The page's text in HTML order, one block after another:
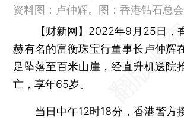
资料图：卢仲辉。图：香港钻石总会
【财新网】 2022年9月25日，
赫有名的富衡珠宝行董事长卢仲辉
足坠落至百米山崖，经直升机送院
亡，享年65岁。
当日中午12时18分，香港警方